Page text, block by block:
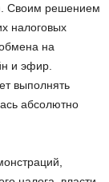
Своим решением
налоговых
на
и эфир.
выполнять
абсолютно